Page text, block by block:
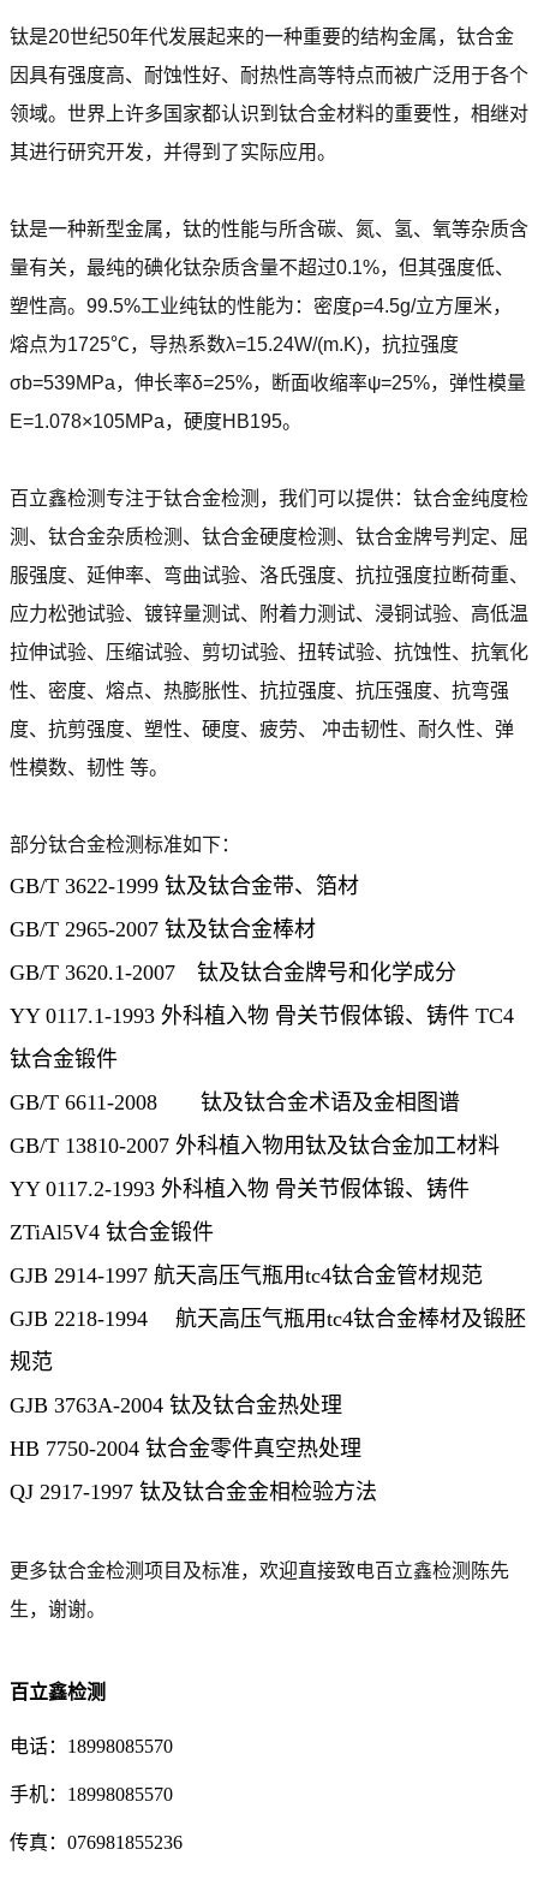
钛是20世纪50年代发展起来的一种重要的结构金属，钛合金
因具有强度高、耐蚀性好、耐热性高等特点而被广泛用于各个
领域。世界上许多国家都认识到钛合金材料的重要性，相继对
其进行研究开发，并得到了实际应用。
钛是一种新型金属，钛的性能与所含碳、氮、氢、氧等杂质含
量有关，最纯的碘化钛杂质含量不超过0.1%，但其强度低、
塑性高。99.5%工业纯钛的性能为：密度ρ=4.5g/立方厘米，
熔点为1725℃，导热系数λ=15.24W/(m.K)，抗拉强度
σb=539MPa，伸长率δ=25%，断面收缩率ψ=25%，弹性模量
E=1.078×105MPa，硬度HB195。
百立鑫检测专注于钛合金检测，我们可以提供：钛合金纯度检
测、钛合金杂质检测、钛合金硬度检测、钛合金牌号判定、 屈
服强度、延伸率、弯曲试验、洛氏强度、抗拉强度拉断荷重、
应力松弛试验、镀锌量测试、附着力测试、浸铜试验、高低温
拉伸试验、压缩试验、剪切试验、扭转试验、抗蚀性、抗氧化
性、密度、熔点、热膨胀性、抗拉强度、抗压强度、抗弯强
度、抗剪强度、塑性、硬度、疲劳、 冲击韧性、耐久性、弹
性模数、韧性 等。
部分钛合金检测标准如下：
GB/T 3622-1999 钛及钛合金带、箔材
GB/T 2965-2007 钛及钛合金棒材
GB/T 3620.1-2007 钛及钛合金牌号和化学成分
YY 0117.1-1993 外科植入物 骨关节假体锻、铸件 TC4
钛合金锻件
GB/T 6611-2008 钛及钛合金术语及金相图谱
GB/T 13810-2007 外科植入物用钛及钛合金加工材料
YY 0117.2-1993 外科植入物 骨关节假体锻、铸件
ZTiAl5V4 钛合金锻件
GJB 2914-1997 航天高压气瓶用tc4钛合金管材规范
GJB 2218-1994 航天高压气瓶用tc4钛合金棒材及锻胚
规范
GJB 3763A-2004 钛及钛合金热处理
HB 7750-2004 钛合金零件真空热处理
QJ 2917-1997 钛及钛合金金相检验方法
更多钛合金检测项目及标准，欢迎直接致电百立鑫检测陈先
生，谢谢。
百立鑫检测
电话：18998085570
手机：18998085570
传真：076981855236